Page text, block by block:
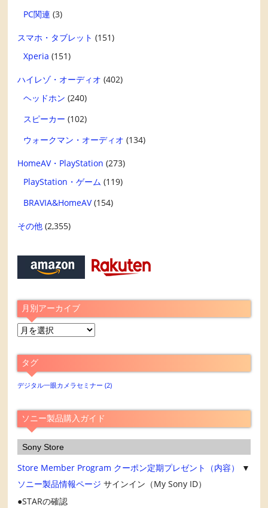
PC関連 (3)
スマホ・タブレット (151)
Xperia (151)
ハイレゾ・オーディオ (402)
ヘッドホン (240)
スピーカー (102)
ウォークマン・オーディオ (134)
HomeAV・PlayStation (273)
PlayStation・ゲーム (119)
BRAVIA&HomeAV(154)
その他 (2,355)
月別アーカイブ
月
ア
ー
カ
ブ
タグ
デジタル一眼カメラセミナー (2)
ソニー製品購入ガイド
Sony Store
Store Member Program クーポン定期プレゼント（内容）
▼
ソニー製品情報ページ サインイン（My Sony ID）
STARの確認